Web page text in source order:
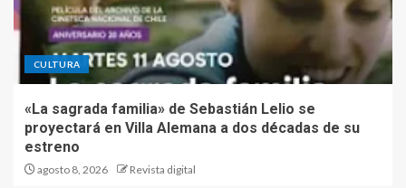
CULTURA
«La sagrada familia» de Sebastián Lelio se
proyectará en Villa Alemana a dos décadas de su
estreno
agosto 8, 2026 Revista digital